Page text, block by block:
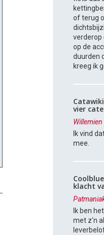
of terug
verderop
op de
duurden
kreeg ik
vier
Willemien
Ik vind
mee.
klacht
Ik ben
met z'n